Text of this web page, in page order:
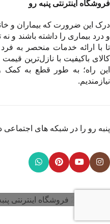
فروشگاه اینترنتی پنبه رو
درک این ضرورت که بیماران و
و درد بیماری را داشته باشند و
تا با ارائه خدمات منحصر به
کالای باکیفیت با نازل‌ترین
این راه؛ به طور قطع به کمک
نیازمندیم.
پنبه رو را در شبکه های اجتماعی
فروشگاه اینترنتی